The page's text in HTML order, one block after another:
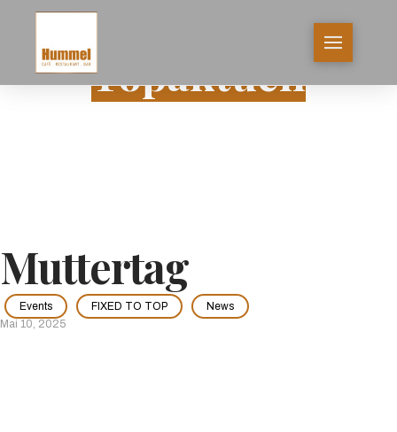
Topaktuell
Muttertag
Events FIXED TO TOP
News
Mai 10, 2025